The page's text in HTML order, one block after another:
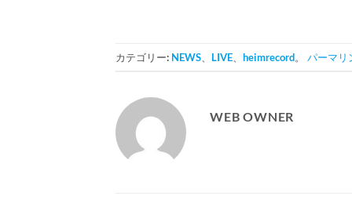
カテゴリー: NEWS LIVE heimrecord。 パーマリ
WEB OWNER